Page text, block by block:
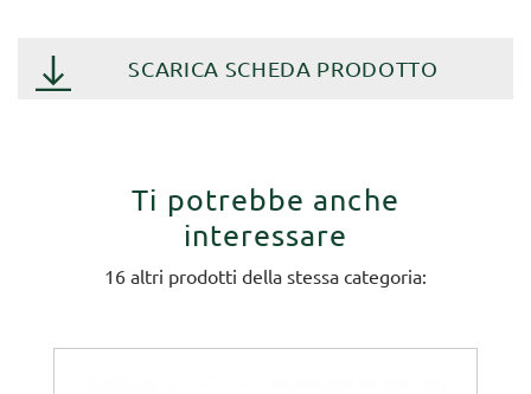
SCARICA SCHEDA PRODOTTO
Ti potrebbe anche
interessare
16 altri prodotti della stessa categoria: